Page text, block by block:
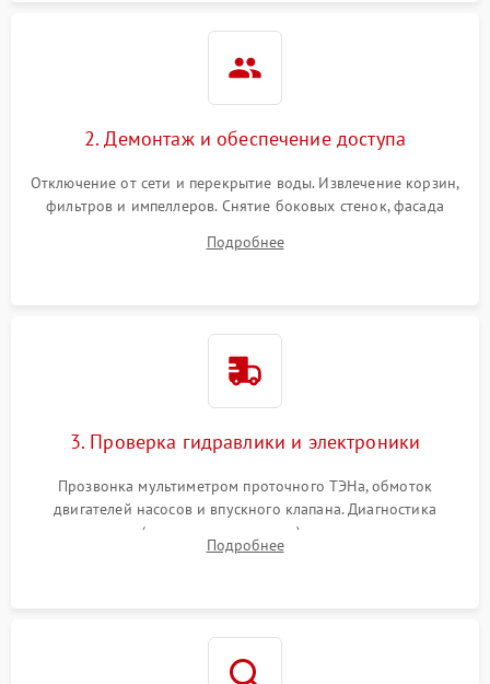
2. Демонтаж и обеспечение доступа
Отключение от сети и перекрытие воды. Извлечение корзин,
фильтров и импеллеров. Снятие боковых стенок, фасада
циркуляционному насосу, ТЭНу и сливной помпе.
Подробнее
3. Проверка гидравлики и электроники
Прозвонка мультиметром проточного ТЭНа, обмоток
двигателей насосов и впускного клапана. Диагностика
прессостата (датчика уровня воды), датчика мутности,
концевика дверцы и электронного модуля управления.
Подробнее